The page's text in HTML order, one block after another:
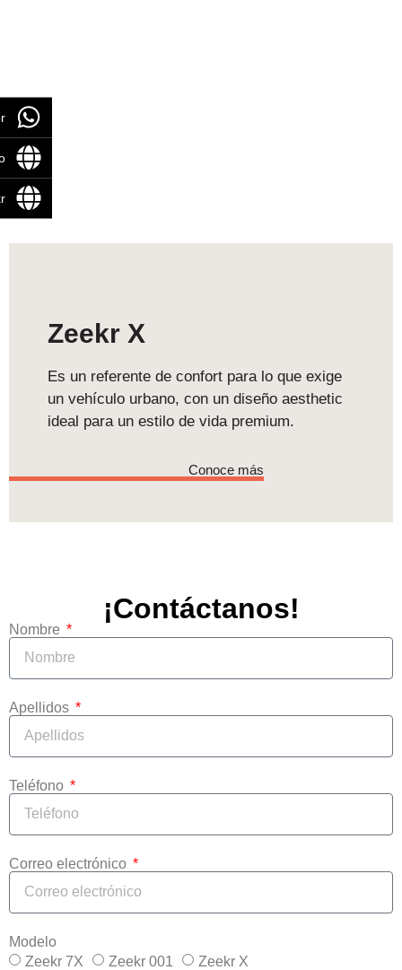
Zeekr X
Es un referente de confort para lo que exige
un vehículo urbano, con un diseño aesthetic
ideal para un estilo de vida premium.
Conoce más
¡Contáctanos!
Nombre
Apellidos
Teléfono
Correo electrónico
Modelo
Zeekr 7X
Zeekr 001 Zeekr X